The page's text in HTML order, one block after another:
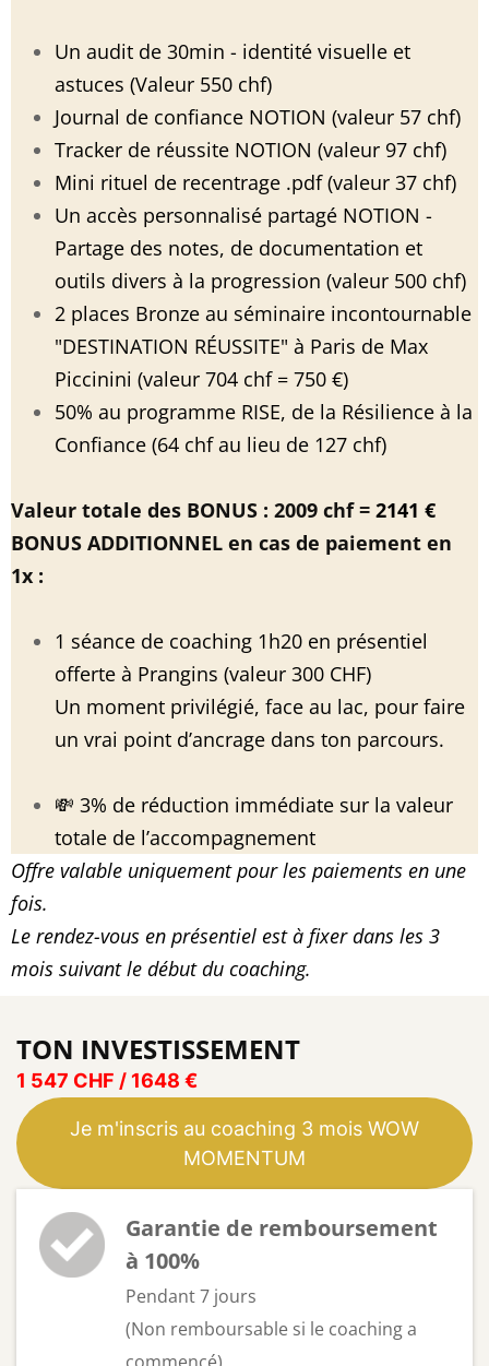
Un audit de 30min - identité visuelle et
astuces (Valeur 550 chf)
Journal de confiance NOTION (valeur 57 chf)
Tracker de réussite NOTION (valeur 97 chf)
Mini rituel de recentrage .pdf (valeur 37 chf)
Un accès personnalisé partagé NOTION -
Partage des notes, de documentation et
outils divers à la progression (valeur 500 chf)
2 places Bronze au séminaire incontournable
"DESTINATION RÉUSSITE" à Paris de Max
Piccinini (valeur 704 chf = 750 €)
50% au programme RISE, de la Résilience à la
Confiance (64 chf au lieu de 127 chf)
Valeur totale des BONUS : 2009 chf = 2141 €
BONUS ADDITIONNEL en cas de paiement en
1x :
1 séance de coaching 1h20 en présentiel
offerte à Prangins (valeur 300 CHF)
Un moment privilégié, face au lac, pour faire
un vrai point d’ancrage dans ton parcours.
💸 3% de réduction immédiate sur la valeur
totale de l’accompagnement
Offre valable uniquement pour les paiements en une
fois.
Le rendez-vous en présentiel est à fixer dans les 3
mois suivant le début du coaching.
TON INVESTISSEMENT
1 547 CHF / 1648 €
Je m'inscris au coaching 3 mois WOW
MOMENTUM
Garantie de remboursement
à 100%
Pendant 7 jours
(Non remboursable si le coaching a